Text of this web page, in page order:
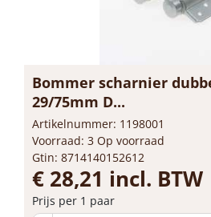
Bommer scharnier
29/75mm D...
Artikelnummer: 1198001
Voorraad: 3 Op voorraad
Gtin: 8714140152612
€ 28,21 incl. BTW
Prijs per 1 paar